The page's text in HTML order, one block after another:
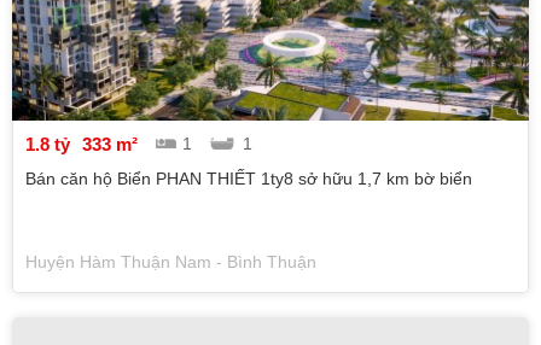
1.8 tỷ 333 m² 1
1
Bán căn hộ Biển PHAN THIẾT 1ty8 sở hữu 1,7 km bờ biển
Huyện Hàm Thuận Nam - Bình Thuận